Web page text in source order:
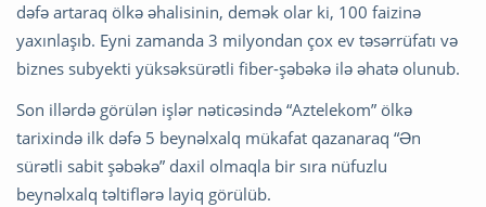
dəfə artaraq ölkə əhalisinin, demək olar ki, 100 faizinə
yaxınlaşıb. Eyni zamanda 3 milyondan çox ev təsərrüfatı və
biznes subyekti yüksəksürətli fiber-şəbəkə ilə əhatə olunub.
Son illərdə görülən işlər nəticəsində “Aztelekom” ölkə
tarixində ilk dəfə 5 beynəlxalq mükafat qazanaraq “Ən
sürətli sabit şəbəkə” daxil olmaqla bir sıra nüfuzlu
beynəlxalq təltiflərə layiq görülüb.